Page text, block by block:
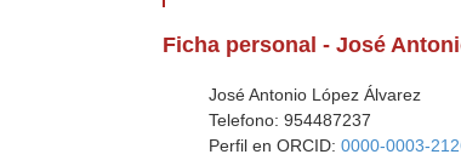
Ficha personal - José
José Antonio López Álvarez
Telefono: 954487237
Perfil en ORCID:0000-0003-